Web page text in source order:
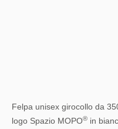
Felpa unisex girocollo da
logo Spazio MOPO® in